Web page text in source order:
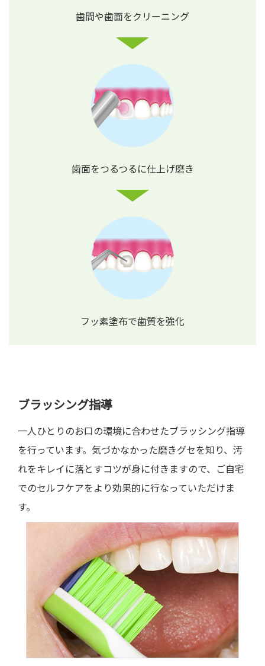
歯間や歯面をクリーニング
歯面をつるつるに仕上げ磨き
フッ素塗布で歯質を強化
ブラッシング指導
一人ひとりのお口の環境に合わせたブラッシング指導
を行っています。気づかなかった磨きグセを知り、汚
れをキレイに落とすコツが身に付きますので、ご自宅
でのセルフケアをより効果的に行なっていただけま
す。